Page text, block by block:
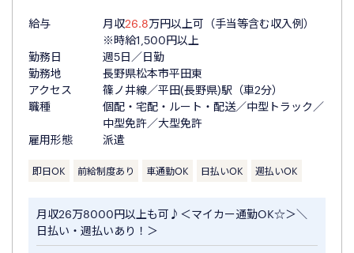
給与 月収26.8万円以上可（手当等含む収入例）
※時給1,500円以上
勤務日
週5日／日勤
勤務地
長野県松本市平田東
アクセス
篠ノ井線／平田(長野県)駅（車2分）
職種
個配・宅配・ルート・配送／中型トラック／
中型免許／大型免許
雇用形態
派遣
即日OK 前給制度あり 車通勤OK 日払いOK 週払いOK
月収26万8000円以上も可♪＜マイカー通勤OK☆＞＼
日払い・週払いあり！＞